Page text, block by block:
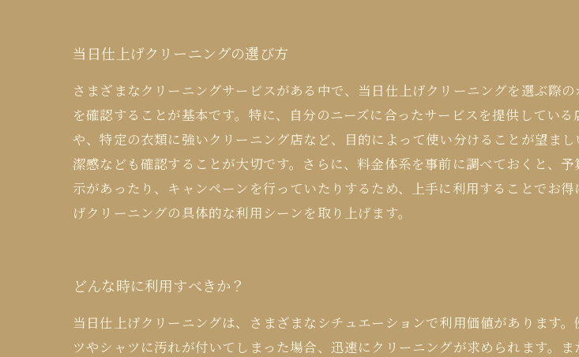
当日仕上げクリーニングの選び方
さまざまなクリーニングサービスがある中で、当日仕上げクリーニングを選ぶ際
を確認することが基本です。特に、自分のニーズに合ったサービスを提供してい
や、特定の衣類に強いクリーニング店など、目的によって使い分けることが望ま
潔感なども確認することが大切です。さらに、料金体系を事前に調べておくと、
示があったり、キャンペーンを行っていたりするため、上手に利用することでお
げクリーニングの具体的な利用シーンを取り上げます。
どんな時に利用すべきか？
当日仕上げクリーニングは、さまざまなシチュエーションで利用価値があります
ツやシャツに汚れが付いてしまった場合、迅速にクリーニングが求められます。